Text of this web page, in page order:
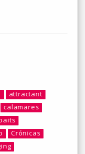
attractant
calamares
Crónicas